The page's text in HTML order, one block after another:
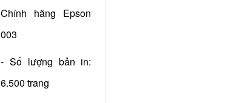
Chính hãng Epson
003
- Số lượng bản in:
6.500 trang